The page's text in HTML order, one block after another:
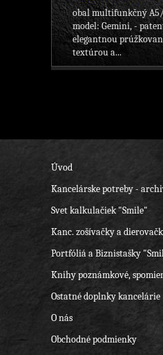
obal multifunkčný
model: Gemini, -
elegantnou
textúrou a...
Úvod
Kancelárske potreby -
Svet kalkulačiek "Smile"
Kanc. zošívačky a
Portfóliá a Biznistašky
Knihy poznámkové,
Ostatné doplnky kancelárie
O nás
Obchodné podmienky